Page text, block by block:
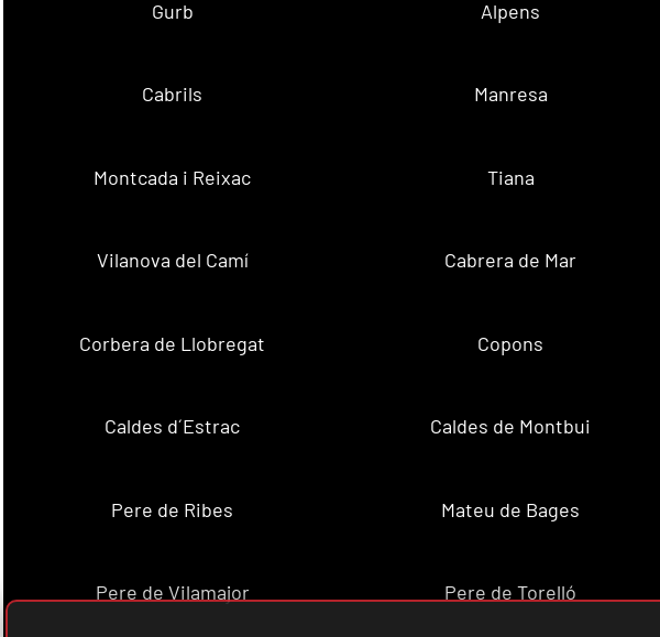
Gurb Alpens
Cabrils Manresa
Montcada i Reixac Tiana
Vilanova del Camí Cabrera de Mar
Corbera de Llobregat Copons
Caldes d´Estrac Caldes de Montbui
Pere de Ribes Mateu de Bages
Pere de Vilamajor Pere de Torelló